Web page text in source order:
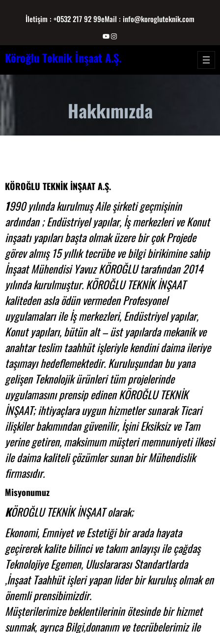
İletişim : +0532 217 92 99eMail : info@korogluteknik.com
Köroğlu Teknik İnşaat A.Ş.
Hakkımızda
KÖROĞLU TEKNİK İNŞAATA.Ş.
1990 yılında kurulmuş Aile şirketi geçmişinin
ardından ; Endüstriyel yapılar, İş merkezleri ve Konut
inşaatı yapıları başta olmak üzere bir çok Projede
görev almış 15 yıllık tecrübe ve bilgi birikimine sahip
İnşaat Mühendisi Yavuz KÖROĞLU tarafından 2014
yılında kurulmuştur. KÖROĞLU TEKNİK İNŞAAT
kaliteden asla ödün vermeden Profesyonel
uygulamaları ile İş merkezleri, Endüstriyel yapılar,
Konut yapıları, bütün alt – üst yapılarda mekanik ve
anahtar teslim taahhüt işleriyle kendini daima ileriye
taşımayı hedeflemektedir. Kuruluşundan bu yana
gelişen Teknolojik ürünleri tüm projelerinde
uygulamasını prensip edinen KÖROĞLU TEKNİK
İNŞAAT; ihtiyaçlara uygun hizmetler sunarak Ticari
ilişkiler bakımından güvenilir, İşini Eksiksiz ve Tam
yerine getiren, maksimum müşteri memnuniyeti ilkesi
ile daima kaliteli çözümler sunan bir Mühendislik
firmasıdır.
Misyonumuz
KÖROĞLU TEKNİK İNŞAAT olarak;
Ekonomi, Emniyet ve Estetiği bir arada hayata
geçirerek kalite bilinci ve takım anlayışı ile çağdaş
Teknolojiye Egemen, Uluslararası Standartlarda
,İnşaat Taahhüt işleri yapan lider bir kuruluş olmak en
önemli prensibimizdir.
Müşterilerimize beklentilerinin ötesinde bir hizmet
sunmak, ayrıca Bilgi,donanım ve tecrübelerimiz ile